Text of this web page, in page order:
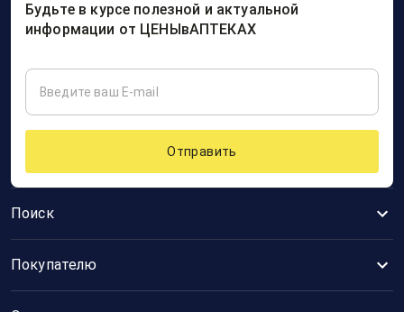
Поиск
Покупателю
Будьте в курсе полезной и актуальной
информации от ЦЕНЫвАПТЕКАХ
Отправить